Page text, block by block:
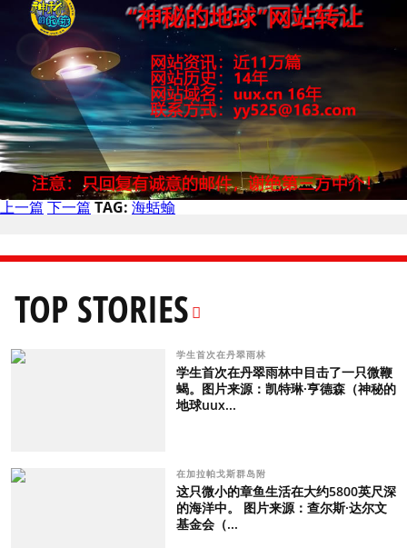
上一篇 下一篇 TAG: 海蛞蝓
TOP STORIES
学生首次在丹翠雨林
学生首次在丹翠雨林中目击了一只微鞭
蝎。图片来源：凯特琳·亨德森（神秘的
地球uux...
在加拉帕戈斯群岛附
这只微小的章鱼生活在大约5800英尺深
的海洋中。 图片来源：查尔斯·达尔文
基金会（...